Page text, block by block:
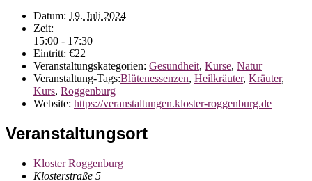
Datum: 19. Juli 2024
Zeit:
15:00 - 17:30
Eintritt: €22
Veranstaltungskategorien: Gesundheit, Kurse, Natur
Veranstaltung-Tags:Blütenessenzen, Heilkräuter, Kräuter,
Kurs, Roggenburg
Website: https://veranstaltungen.kloster-roggenburg.de
Veranstaltungsort
Kloster Roggenburg
Kl­osterstr­a­ße 5